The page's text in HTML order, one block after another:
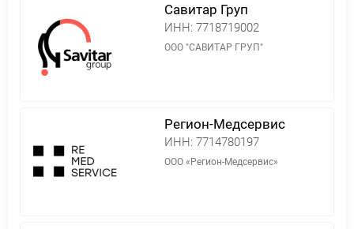
Савитар Груп
ИНН: 7718719002
ООО "САВИТАР ГРУП"
Регион-Медсервис
ИНН: 7714780197
ООО «Регион-Медсервис»